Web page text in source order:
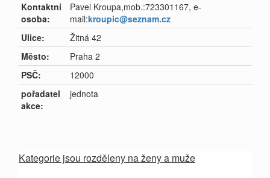
Kontaktní
osoba:
Pavel Kroupa,mob.:723301167, e-
mail:kroupic@seznam.cz
Ulice:
Žitná 42
Město:
Praha 2
PSČ:
12000
pořadatel
akce:
jednota
Kategorie jsou rozděleny na ženy a muže